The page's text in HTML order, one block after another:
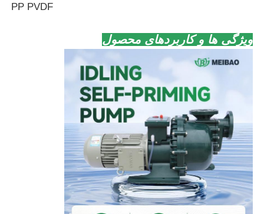
خانه
PP PVDF
ویژگی ها و کاربردهای محصول